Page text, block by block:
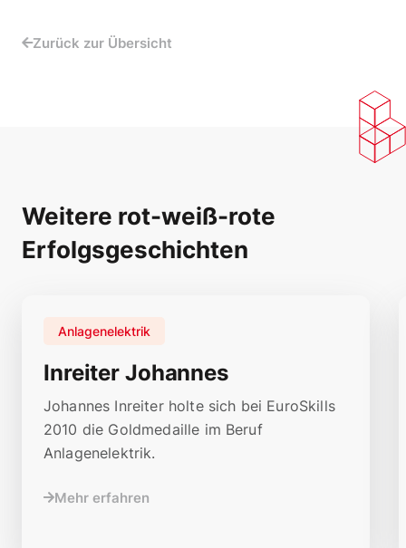
Zurück zur Übersicht
Weitere rot-weiß-rote
Erfolgsgeschichten
Inreiter Johannes
Anlagenelektrik
Johannes Inreiter holte sich bei EuroSkills
2010 die Goldmedaille im Beruf
Anlagenelektrik.
Mehr erfahren